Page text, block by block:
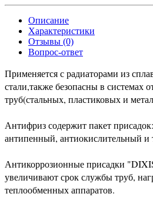
Описание
Характеристики
Отзывы (0)
Вопрос-ответ
Применяется с радиаторами из
стали,также безопасны в системах
труб(стальных, пластиковых и
Антифриз содержит пакет
антипенный, антиокислительный
Антикоррозионные присадки
увеличивают срок службы труб,
теплообменных аппаратов.